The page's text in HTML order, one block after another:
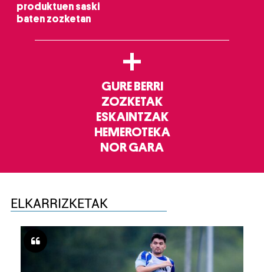
produktuen saski
baten zozketan
+
GURE BERRI
ZOZKETAK
ESKAINTZAK
HEMEROTEKA
NOR GARA
ELKARRIZKETAK